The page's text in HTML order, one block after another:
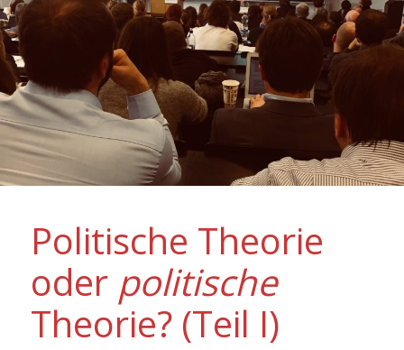
Politische Theorie
oder politische
Theorie? (Teil I)